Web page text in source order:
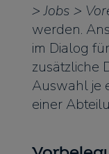
> Jobs >
werden.
im Dialog
zusätzliche
Auswahl je
einer